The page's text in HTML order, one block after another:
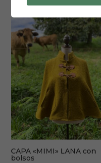
CAPA «MIMI» LANA con
bolsos